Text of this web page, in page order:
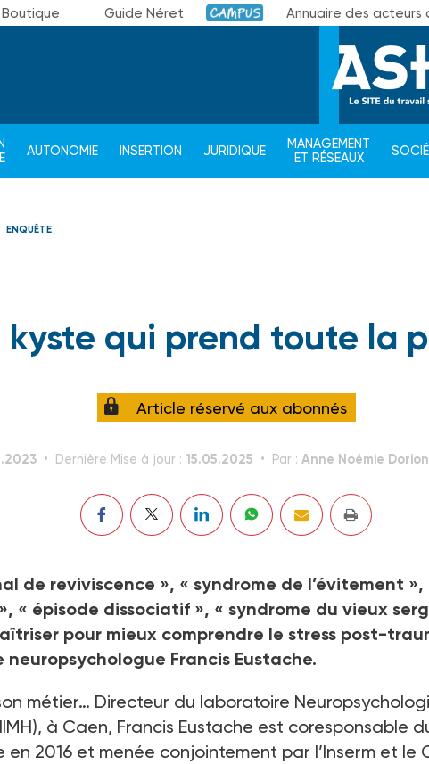
Boutique Guide Néret Campus Annuaire des acteurs
AUTONOMIE INSERTION JURIDIQUE
MANAGEMENT
ET RÉSEAUX
ENQUÊTE
kyste qui prend toute la
Article réservé aux abonnés
Dernière Mise à jour : 15.05.2025 Par : Anne Noémie Dorion
de reviviscence », « syndrome de l’évitement
« épisode dissociatif », « syndrome du vieux
pour mieux comprendre le stress post-
neuropsychologue Francis Eustache.
métier… Directeur du laboratoire
à Caen, Francis Eustache est coresponsable
en 2016 et menée conjointement par l’Inserm et le